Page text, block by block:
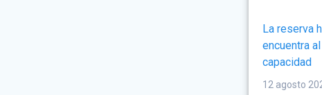
La reserva
encuentra
capacidad
12 agosto